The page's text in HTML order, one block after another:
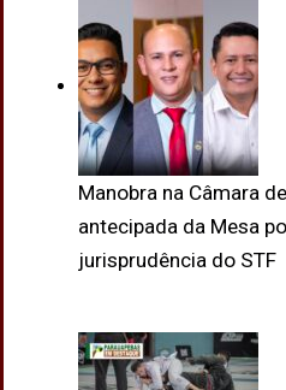
Manobra na Câmara
antecipada da Mesa
jurisprudência do STF